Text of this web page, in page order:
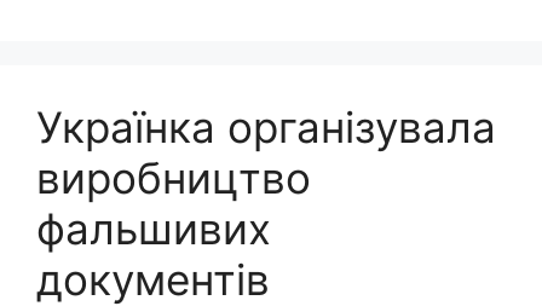
Українка організувала
виробництво
фальшивих
документів